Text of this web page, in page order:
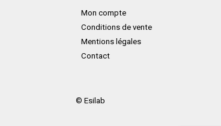
Mon compte
Conditions de vente
Mentions légales
Contact
© Esilab